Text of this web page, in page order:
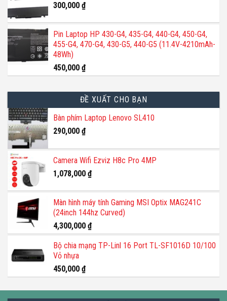
300,000 ₫
Pin Laptop HP 430-G4, 435-G4, 440-G4, 450-G4,
455-G4, 470-G4, 430-G5, 440-G5 (11.4V-4210mAh-
48Wh)
450,000 ₫
ĐỀ XUẤT CHO BẠN
Bàn phím Laptop Lenovo SL410
290,000 ₫
Camera Wifi Ezviz H8c Pro 4MP
1,078,000 ₫
Màn hình máy tính Gaming MSI Optix MAG241C
(24inch 144hz Curved)
4,300,000 ₫
Bộ chia mạng TP-Linl 16 Port TL-SF1016D 10/100
Vỏ nhựa
450,000 ₫